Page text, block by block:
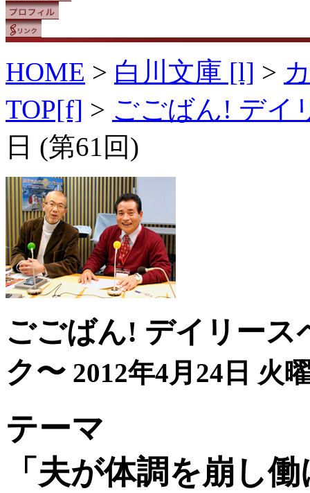
HOME > 白川文庫 [l] >
TOP[f] > ごごばん! デイ
日 (第61回)
ごごばん! デイリース
ク〜 2012年4月24日 火
テーマ
「夫が体調を崩し